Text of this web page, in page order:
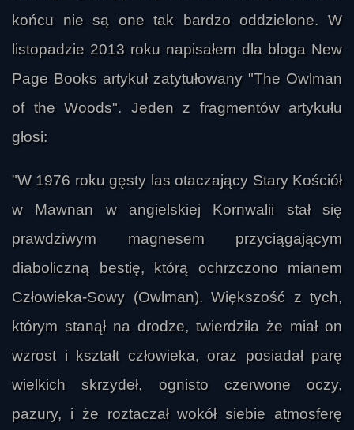
końcu nie są one tak bardzo oddzielone. W
listopadzie 2013 roku napisałem dla bloga New
Page Books artykuł zatytułowany "The Owlman
of the Woods". Jeden z fragmentów artykułu
głosi:
"W 1976 roku gęsty las otaczający Stary Kościół
w Mawnan w angielskiej Kornwalii stał się
prawdziwym magnesem przyciągającym
diaboliczną bestię, którą ochrzczono mianem
Człowieka-Sowy (Owlman). Większość z tych,
którym stanął na drodze, twierdziła że miał on
wzrost i kształt człowieka, oraz posiadał parę
wielkich skrzydeł, ognisto czerwone oczy,
pazury, i że roztaczał wokół siebie atmosferę